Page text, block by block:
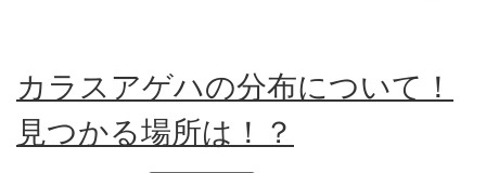
カラスアゲハの分布について！
見つかる場所は！？